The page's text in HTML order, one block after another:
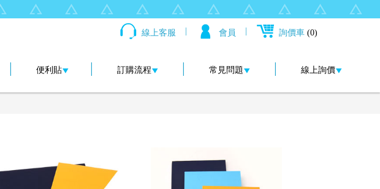
線上客服 | 會員 | 詢價車 (0)
| 便利貼 | 訂購流程 | 常見問題 | 線上詢價